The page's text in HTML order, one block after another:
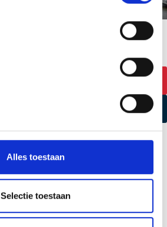
Alles toestaan
Selectie toestaanVOLGENDE